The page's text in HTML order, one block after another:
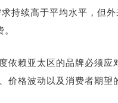
持续高于平均水平，但
依赖亚太区的品牌必须应
格波动以及消费者期望